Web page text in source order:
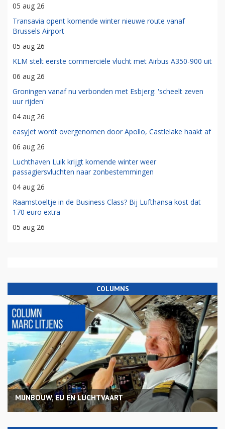
05 aug 26
Transavia opent komende winter nieuwe route vanaf
Brussels Airport
05 aug 26
KLM stelt eerste commerciële vlucht met Airbus A350-900 uit
06 aug 26
Groningen vanaf nu verbonden met Esbjerg: 'scheelt zeven
uur rijden'
04 aug 26
easyJet wordt overgenomen door Apollo, Castlelake haakt af
06 aug 26
Luchthaven Luik krijgt komende winter weer
passagiersvluchten naar zonbestemmingen
04 aug 26
Raamstoeltje in de Business Class? Bij Lufthansa kost dat
170 euro extra
05 aug 26
COLUMNS
MIJNBOUW, EU EN LUCHTVAART